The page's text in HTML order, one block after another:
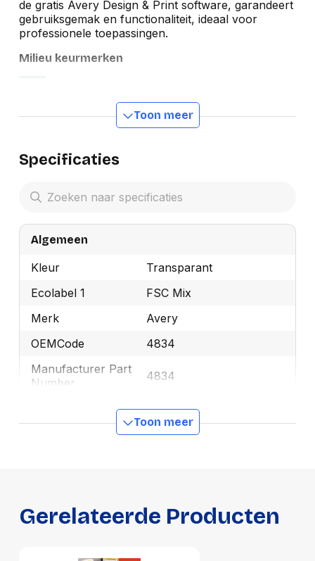
de gratis Avery Design & Print software, garandeert
gebruiksgemak en functionaliteit, ideaal voor
professionele toepassingen.
Milieu keurmerken
Toon meer
Specificaties
Algemeen
Kleur
Transparant
Ecolabel 1
FSC Mix
Merk
Avery
OEMCode
4834
Manufacturer Part
Number
4834
Ja
4004182062333
Breedte
215 mm
Toon meer
Gerelateerde Producten